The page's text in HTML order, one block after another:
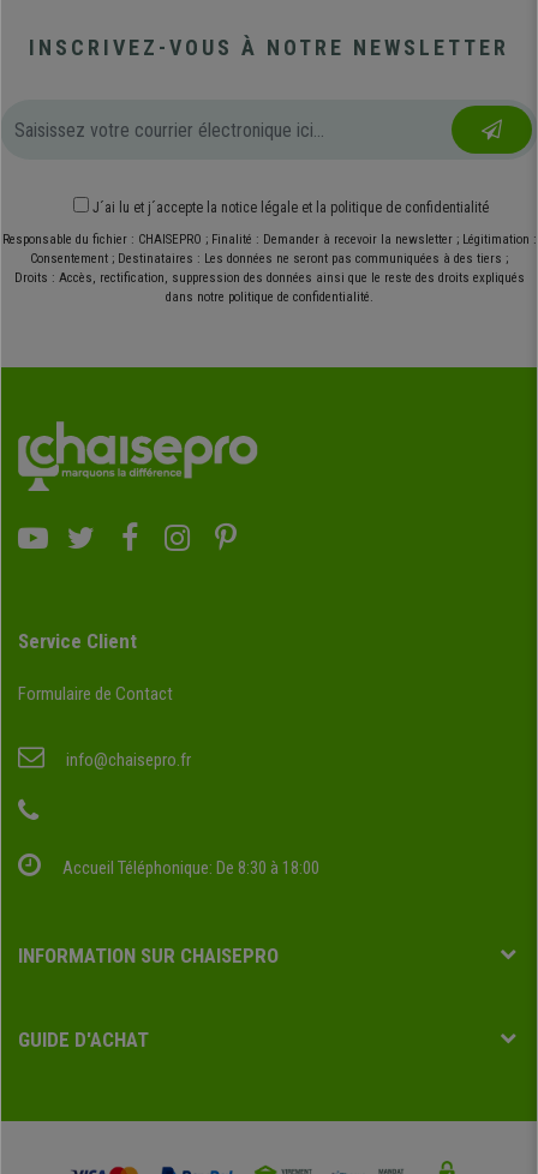
INSCRIVEZ-VOUS À NOTRE NEWSLETTER
J´ai lu et j´accepte la notice légale et la politique de confidentialité
Responsable du fichier : CHAISEPRO ; Finalité : Demander à recevoir la newsletter ; Légitimation :
Consentement ; Destinataires : Les données ne seront pas communiquées à des tiers ;
Droits : Accès, rectification, suppression des données ainsi que le reste des droits expliqués
dans notre politique de confidentialité.
Service Client
Formulaire de Contact
info@chaisepro.fr
Accueil Téléphonique: De 8:30 à 18:00
INFORMATION SUR CHAISEPRO
GUIDE D'ACHAT